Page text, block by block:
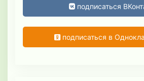
подписаться
подписаться в